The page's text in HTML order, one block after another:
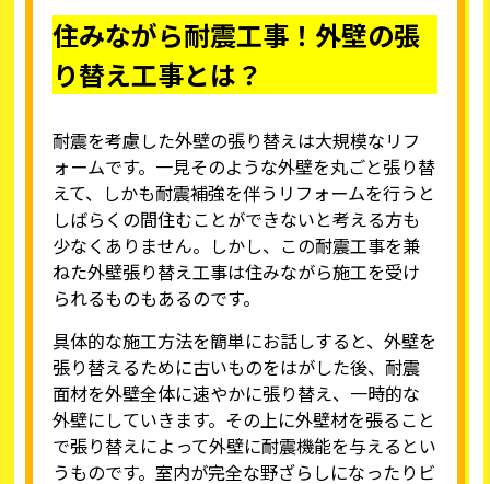
住みながら耐震工事！外壁の張
り替え工事とは？
耐震を考慮した外壁の張り替えは大規模なリフ
ォームです。一見そのような外壁を丸ごと張り替
えて、しかも耐震補強を伴うリフォームを行うと
しばらくの間住むことができないと考える方も
少なくありません。しかし、この耐震工事を兼
ねた外壁張り替え工事は住みながら施工を受け
られるものもあるのです。
具体的な施工方法を簡単にお話しすると、外壁を
張り替えるために古いものをはがした後、耐震
面材を外壁全体に速やかに張り替え、一時的な
外壁にしていきます。その上に外壁材を張ること
で張り替えによって外壁に耐震機能を与えるとい
うものです。室内が完全な野ざらしになったりビ